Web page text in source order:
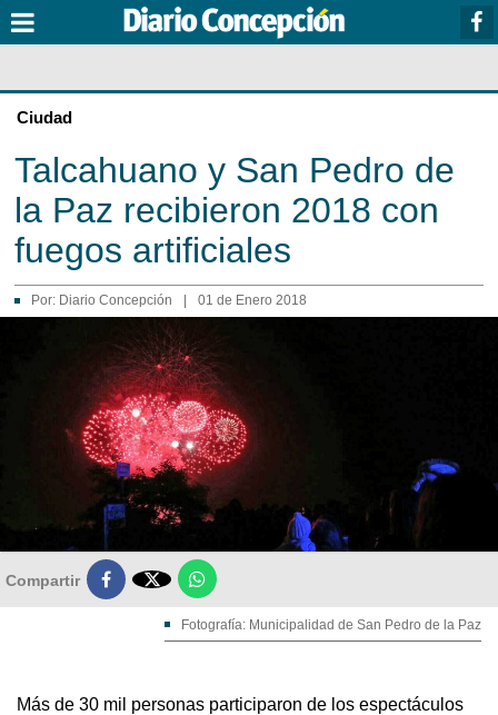
Ciudad
Talcahuano y San Pedro de
la Paz recibieron 2018 con
fuegos artificiales
Por: Diario Concepción 01 de Enero 2018
Compartir 
Fotografía: Municipalidad de San Pedro de la Paz
Más de 30 mil personas participaron de los espectáculos